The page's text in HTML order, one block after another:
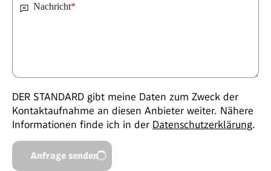
Nachricht*
DER STANDARD gibt meine Daten zum Zweck der
Kontaktaufnahme an diesen Anbieter weiter. Nähere
Informationen finde ich in der Datenschutzerklärung.
Anfrage senden